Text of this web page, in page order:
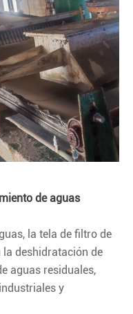
de aguas
la tela de filtro de
deshidratación de
aguas residuales,
y